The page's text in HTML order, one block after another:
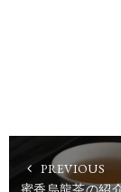
PREVIOUS